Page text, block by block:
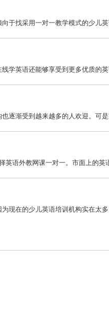
于找采用一对一教学模式的少儿
学英语还能够享受到更多优质的
逐渐受到越来越多的人欢迎。可
语外教网课一对一。市面上的英
现在的少儿英语培训机构实在太